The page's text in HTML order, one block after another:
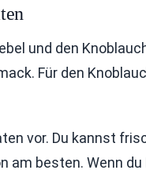
und den
Für den
vor. Du kannst
am besten. Wenn